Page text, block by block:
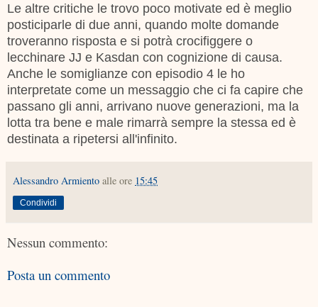
Le altre critiche le trovo poco motivate ed è meglio
posticiparle di due anni, quando molte domande
troveranno risposta e si potrà crocifiggere o
lecchinare JJ e Kasdan con cognizione di causa.
Anche le somiglianze con episodio 4 le ho
interpretate come un messaggio che ci fa capire che
passano gli anni, arrivano nuove generazioni, ma la
lotta tra bene e male rimarrà sempre la stessa ed è
destinata a ripetersi all'infinito.
Alessandro Armiento alle ore 15:45
Condividi
Nessun commento:
Posta un commento